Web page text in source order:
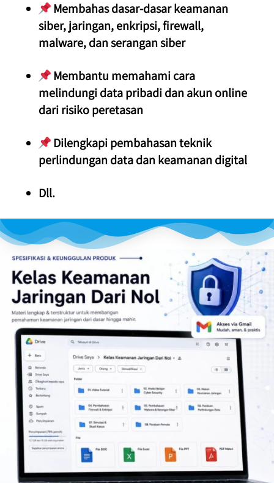
Membahas dasar-dasar keamanan
siber, jaringan, enkripsi, firewall,
malware, dan serangan siber
Membantu memahami cara
melindungi data pribadi dan akun online
dari risiko peretasan
Dilengkapi pembahasan teknik
perlindungan data dan keamanan digital
Dll.